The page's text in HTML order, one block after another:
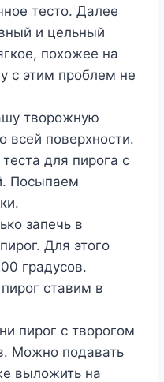
тесто. Далее
и цельный
похожее на
с этим проблем не
творожную
всей поверхности.
для пирога с
Посыпаем
запечь в
Для этого
градусов.
ставим в
пирог с творогом
Можно подавать
выложить на